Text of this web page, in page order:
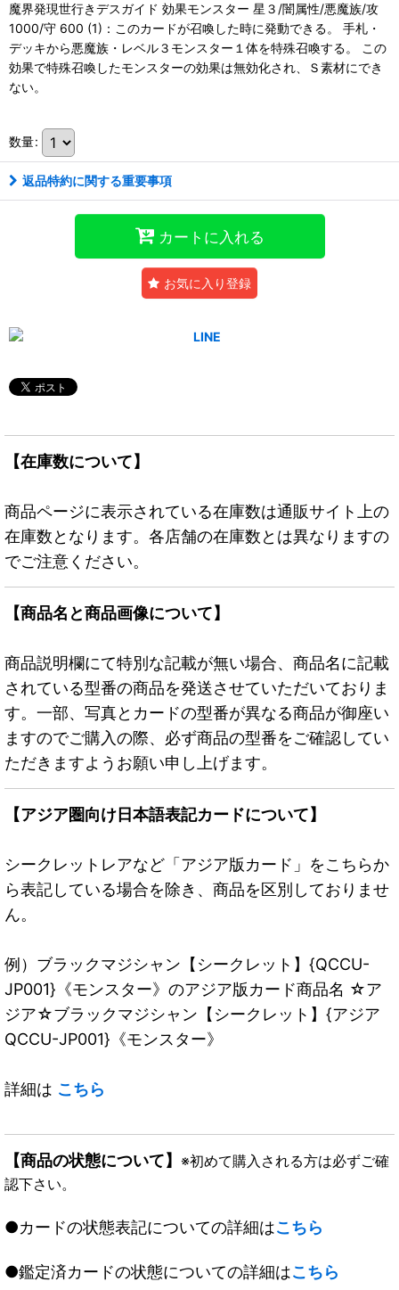
魔界発現世行きデスガイド 効果モンスター 星３/闇属性/悪魔族/攻
1000/守 600 (1)：このカードが召喚した時に発動できる。 手札・
デッキから悪魔族・レベル３モンスター１体を特殊召喚する。 この
効果で特殊召喚したモンスターの効果は無効化され、Ｓ素材にでき
ない。
数量:
返品特約に関する重要事項
カートに入れる
お気に入り登録
【在庫数について】
商品ページに表示されている在庫数は通販サイト上の
在庫数となります。各店舗の在庫数とは異なりますの
でご注意ください。
【商品名と商品画像について】
商品説明欄にて特別な記載が無い場合、商品名に記載
されている型番の商品を発送させていただいておりま
す。一部、写真とカードの型番が異なる商品が御座い
ますのでご購入の際、必ず商品の型番をご確認してい
ただきますようお願い申し上げます。
【アジア圏向け日本語表記カードについて】
シークレットレアなど「アジア版カード」をこちらか
ら表記している場合を除き、商品を区別しておりませ
ん。
例）ブラックマジシャン【シークレット】{QCCU-
JP001}《モンスター》のアジア版カード商品名 ☆ア
ジア☆ブラックマジシャン【シークレット】{アジア
QCCU-JP001}《モンスター》
詳細は こちら
【商品の状態について】 ※初めて購入される方は必ずご確
認下さい。
●カードの状態表記についての詳細はこちら
●鑑定済カードの状態についての詳細はこちら